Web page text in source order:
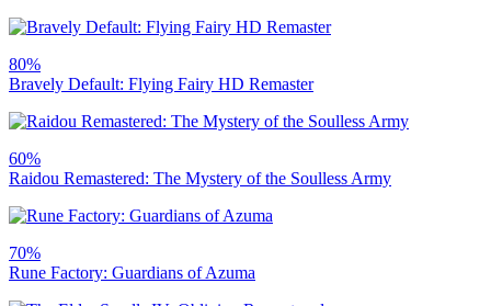
80%
Bravely Default: Flying Fairy HD Remaster
60%
Raidou Remastered: The Mystery of the Soulless Army
70%
Rune Factory: Guardians of Azuma